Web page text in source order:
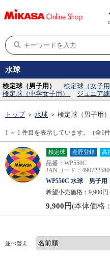
水球
検定球（男子用）
検定球（女子用
検定球（中学女子用）
ジュニア
トップ ＞ 水球 ＞ 検定球（男子用）
1 ～ 1 件目を表示しています。（全1件
検定球 意匠登録 高
品番：WP550C
JANコード：
WP550C 水球 男子用
希望小売価格：9,900円
9,900円(本体価格
並べ替え